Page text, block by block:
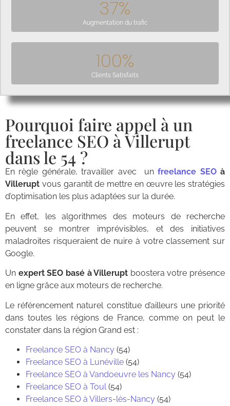
Augmentation du trafic
37%
Clients Satisfaits
100%
Pourquoi faire appel à un
freelance SEO à Villerupt
dans le 54 ?
En règle générale, travailler avec unfreelance SEOà
Villerupt vous garantit de mettre en œuvre les stratégies
d’optimisation les plus adaptées sur la durée.
En effet, les algorithmes des moteurs de recherche
peuvent se montrer imprévisibles, et des initiatives
maladroites risqueraient de nuire à votre classement sur
Google.
Un expert SEO basé à Villerupt boostera votre présence
en ligne grâce aux moteurs de recherche.
Le référencement naturel constitue d’ailleurs une priorité
dans toutes les régions de France, comme on peut le
constater dans la région Grand est :
Freelance SEO à Nancy (54)
Freelance SEO à Lunéville (54)
Freelance SEO à Vandoeuvre les Nancy (54)
Freelance SEO à Toul(54)
Freelance SEO à Villers-lès-Nancy (54)